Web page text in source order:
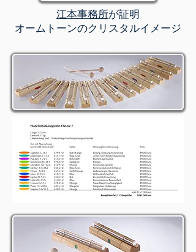
江本事務所が証明
オームトーンのクリスタルイメージ